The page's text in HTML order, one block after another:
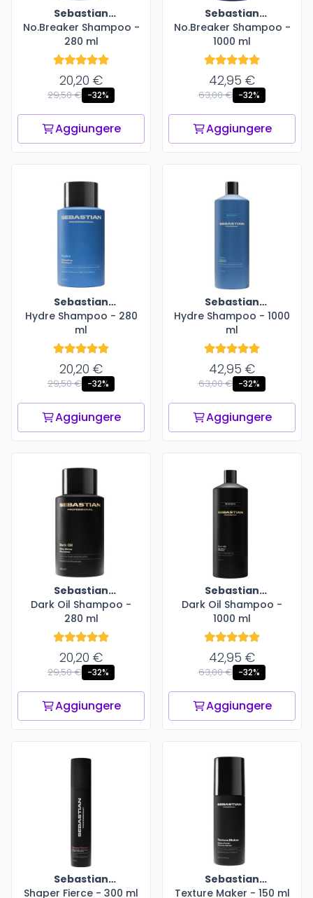
Sebastian
Professional
No.Breaker Shampoo -
280 ml
20,20 €
29,50 € -32%
Aggiungere
Sebastian
Professional
No.Breaker Shampoo -
1000 ml
42,95 €
63,00 € -32%
Aggiungere
Sebastian
Professional
Hydre Shampoo - 280
ml
20,20 €
29,50 € -32%
Aggiungere
Sebastian
Professional
Hydre Shampoo - 1000
ml
42,95 €
63,00 € -32%
Aggiungere
Sebastian
Professional
Dark Oil Shampoo -
280 ml
20,20 €
29,50 € -32%
Aggiungere
Sebastian
Professional
Dark Oil Shampoo -
1000 ml
42,95 €
63,00 € -32%
Aggiungere
Sebastian
Professional
Shaper Fierce - 300 ml
Sebastian
Professional
Texture Maker - 150 ml